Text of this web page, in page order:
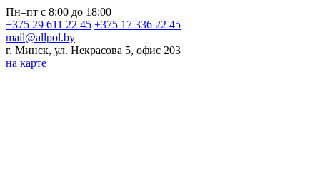
Пн–пт с 8:00 до 18:00
+375 29 611 22 45 +375 17 336 22 45
mail@allpol.by
г. Минск, ул. Некрасова 5, офис 203
на карте